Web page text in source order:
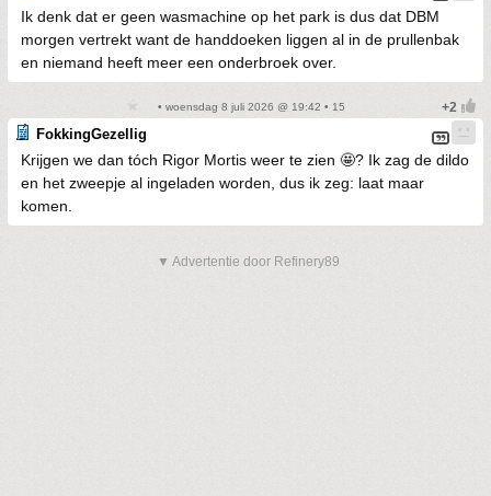
Ik denk dat er geen wasmachine op het park is dus dat DBM
morgen vertrekt want de handdoeken liggen al in de prullenbak
en niemand heeft meer een onderbroek over.
• woensdag 8 juli 2026 @ 19:42 • 15
FokkingGezellig
Krijgen we dan tóch Rigor Mortis weer te zien 🤩? Ik zag de dildo
en het zweepje al ingeladen worden, dus ik zeg: laat maar
komen.
▼ Advertentie door Refinery89